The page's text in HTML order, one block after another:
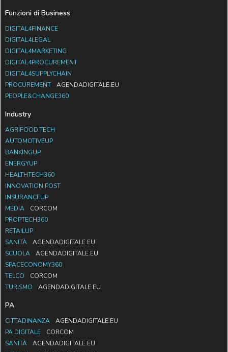
Funzioni di Business
DIGITAL4FINANCE
DIGITAL4LEGAL
DIGITAL4MARKETING
DIGITAL4PROCUREMENT
DIGITAL4SUPPLYCHAIN
PROCUREMENT
AGENDADIGITALE.EU
PEOPLE&CHANGE360
Industry
AGRIFOOD.TECH
AUTOMOTIVEUP
BANKINGUP
ENERGYUP
HEALTHTECH360
INNOVATION POST
INSURANCEUP
MEDIA
CORCOM
PROPTECH360
RETAILUP
SANITÀ
AGENDADIGITALE.EU
SCUOLA
AGENDADIGITALE.EU
SPACECONOMY360
TELCO
CORCOM
TURISMO
AGENDADIGITALE.EU
PA
CITTADINANZA
AGENDADIGITALE.EU
PA DIGITALE
CORCOM
SANITÀ
AGENDADIGITALE.EU